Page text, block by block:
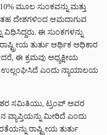
ಮೂಲ ಸುಂಕವನ್ನು ಮತ್ತು
ದೇಶಗಳಿಂದ ಆಮದಾಗುವ
ವಿಧಿಸಿದ್ದರು. ಈ ಸುಂಕಗಳನ್ನು
ತುರ್ತು ಆರ್ಥಿಕ ಅಧಿಕಾರ
ಈ ಕ್ರಮವು ಅಧ್ಯಕ್ಷೀಯ
ಉಲ್ಲಂಘಿಸಿದೆ ಎಂದು ನ್ಯಾಯಾಲಯ
ಸಮಿತಿಯು, ಟ್ರಂಪ್ ಅವರ
ವ್ಯಾಪ್ತಿಯನ್ನು ಮೀರಿದೆ ಎಂದು
ರಾಷ್ಟ್ರೀಯ ತುರ್ತು